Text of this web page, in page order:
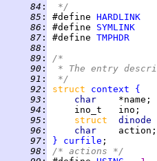
  84
:
*/
  85
: #define HARDLINK
  86
: #define SYMLINK
  87
: #define TMPHDR
  88
:
  89
:
/*
  90
:
* The entry
  91
:
*/
  92
: struct context
{
  93
: char
  94
:
ino_t
  95
: struct dinode
  96
: char
  97
: } curfile
  98
:
/* actions */